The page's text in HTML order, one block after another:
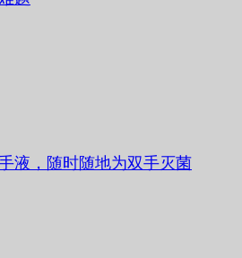
液，随时随地为双手灭菌